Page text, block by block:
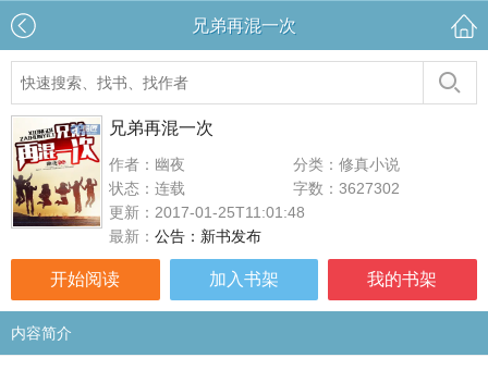
兄弟再混一次
兄弟再混一次
作者：幽夜
分类：修真小说
状态：连载
字数：3627302
更新：2017-01-25T11:01:48
最新： 公告：新书发布
开始阅读 加入书架 我的书架
内容简介